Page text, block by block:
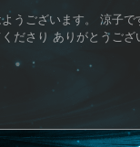
ようございます。 涼子
くださり ありがとうござ